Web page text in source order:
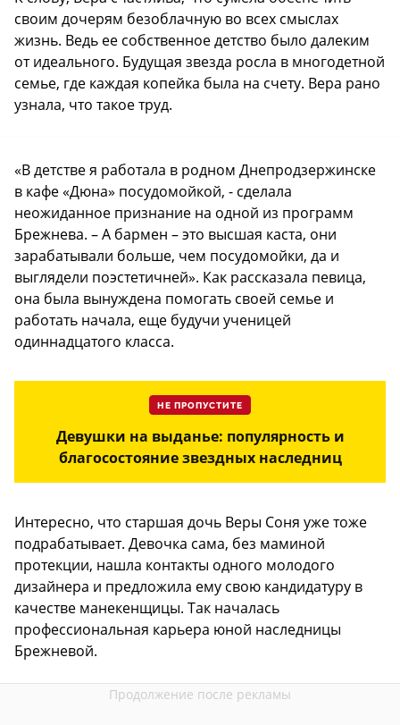
своим дочерям безоблачную во всех смыслах
жизнь. Ведь ее собственное детство было далеким
от идеального. Будущая звезда росла в многодетной
семье, где каждая копейка была на счету. Вера рано
узнала, что такое труд.
«В детстве я работала в родном Днепродзержинске
в кафе «Дюна» посудомойкой, - сделала
неожиданное признание на одной из программ
Брежнева. – А бармен – это высшая каста, они
зарабатывали больше, чем посудомойки, да и
выглядели поэстетичней». Как рассказала певица,
она была вынуждена помогать своей семье и
работать начала, еще будучи ученицей
одиннадцатого класса.
НЕ ПРОПУСТИТЕ
Девушки на выданье: популярность и
благосостояние звездных наследниц
Интересно, что старшая дочь Веры Соня уже тоже
подрабатывает. Девочка сама, без маминой
протекции, нашла контакты одного молодого
дизайнера и предложила ему свою кандидатуру в
качестве манекенщицы. Так началась
профессиональная карьера юной наследницы
Брежневой.